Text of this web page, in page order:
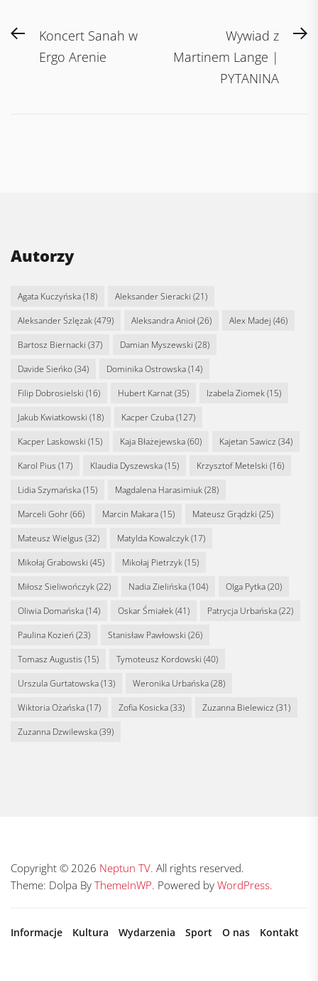
Post
navigation
PreviousKoncert Sanah w
Ergo Arenie
Wywiad z
Martinem Lange |
PYTANINA
Autorzy
Agata Kuczyńska(18) Aleksander Sieracki (21)
Aleksander Szlęzak(479) Aleksandra Anioł(26) Alex Madej (46)
Bartosz Biernacki (37) Damian Myszewski (28)
Davide Sieńko(34) Dominika Ostrowska(14)
Filip Dobrosielski (16) Hubert Karnat(35) Izabela Ziomek(15)
Jakub Kwiatkowski (18) Kacper Czuba(127)
Kacper Laskowski (15) Kaja Błażejewska(60) Kajetan Sawicz (34)
Karol Pius (17) Klaudia Dyszewska(15) Krzysztof Metelski (16)
Lidia Szymańska(15) Magdalena Harasimiuk(28)
Marceli Gohr(66) Marcin Makara(15) Mateusz Grądzki (25)
Mateusz Wielgus (32) Matylda Kowalczyk(17)
Mikołaj Grabowski (45) Mikołaj Pietrzyk(15)
Miłosz Sieliwończyk(22) Nadia Zielińska(104) Olga Pytka(20)
Oliwia Domańska(14) Oskar Śmiałek(41) Patrycja Urbańska(22)
Paulina Kozień (23) Stanisław Pawłowski (26)
Tomasz Augustis (15) Tymoteusz Kordowski (40)
Urszula Gurtatowska(13) Weronika Urbańska(28)
Wiktoria Ożańska(17) Zofia Kosicka(33) Zuzanna Bielewicz (31)
Zuzanna Dzwilewska(39)
Copyright © 2026 Neptun TV. All rights reserved.
Theme: Dolpa By ThemeInWP. Powered by WordPress.
Informacje Kultura Wydarzenia Sport O nas Kontakt